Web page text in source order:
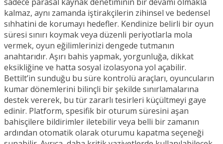
kalmaz, aynı zamanda iştirakçilerin zihinsel ve bedensel
sıhhatini de korumayı hedefler. Kendinize belirli bir oyun
süresi sınırı koymak veya düzenli periyotlarla mola
vermek, oyun eğilimlerinizi dengede tutmanın
anahtarıdır. Aşırı bahis yapmak, yorgunluğa, dikkat
eksikliğine ve hatta sosyal izolasyona yol açabilir.
Bettilt’in sunduğu bu süre kontrolü araçları, oyuncuların
kumar dönemlerini bilinçli bir şekilde sınırlamalarına
destek vererek, bu tür zararlı tesirleri küçültmeyi gaye
edinir. Platform, spesifik bir oturum süresini aşan
bahisçilere bildirimler iletebilir veya belli bir zamanın
ardından otomatik olarak oturumu kapatma seçeneği